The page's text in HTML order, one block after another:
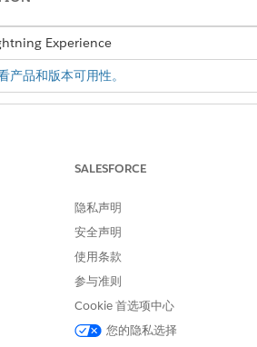
Experience
产品和版本可用性。
SALESFORCE
隐私声明
安全声明
使用条款
参与准则
Cookie 首选项中心
您的隐私选择